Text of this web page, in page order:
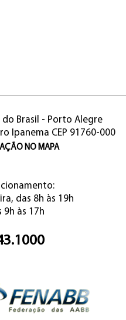
Brasil - Porto Alegre
Ipanema CEP 91760-000
NO MAPA
das 8h às 19h
9h às 17h